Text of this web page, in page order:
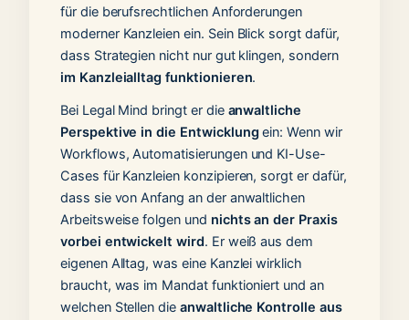
für die berufsrechtlichen Anforderungen
moderner Kanzleien ein. Sein Blick sorgt dafür,
dass Strategien nicht nur gut klingen, sondern
im Kanzleialltag funktionieren.
Bei Legal Mind bringt er die anwaltliche
Perspektive in die Entwicklung ein: Wenn wir
Workflows, Automatisierungen und KI-Use-
Cases für Kanzleien konzipieren, sorgt er dafür,
dass sie von Anfang an der anwaltlichen
Arbeitsweise folgen und nichts an der Praxis
vorbei entwickelt wird. Er weiß aus dem
eigenen Alltag, was eine Kanzlei wirklich
braucht, was im Mandat funktioniert und an
welchen Stellen die anwaltliche Kontrolle aus